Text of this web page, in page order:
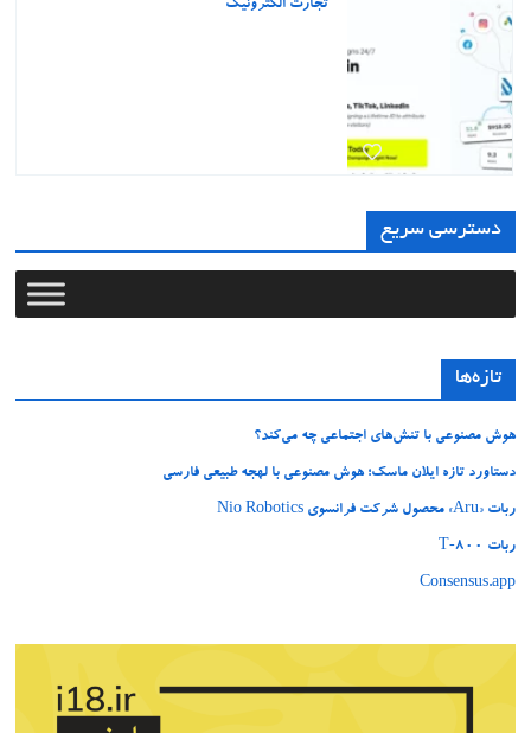
تجارت الکترونیک
دسترسی سریع
تازه‌ها
هوش مصنوعی با تنش‌های اجتماعی چه می‌کند؟
دستاورد تازه ایلان ماسک؛ هوش مصنوعی با لهجه طبیعی فارسی
ربات «Aru» محصول شرکت فرانسوی Nio Robotics
ربات T‑800
Consensus.app